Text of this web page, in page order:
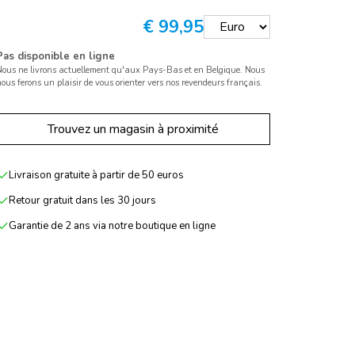
€ 99,95
disponible en ligne
ne livrons actuellement qu'aux Pays-Bas et en Belgique. Nous
ferons un plaisir de vous orienter vers nos revendeurs français.
Trouvez un magasin à proximité
Livraison gratuite à partir de 50 euros
Retour gratuit dans les 30 jours
Garantie de 2 ans via notre boutique en ligne